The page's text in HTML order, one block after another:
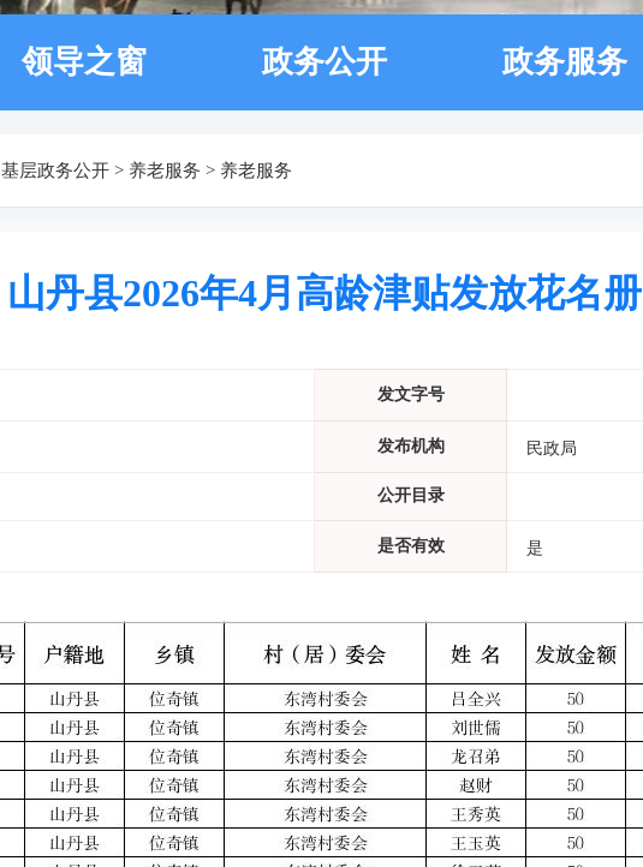
领导之窗 政务公开 政务服务
基层政务公开 > 养老服务 > 养老服务
山丹县2026年4月高龄津贴发放花名册
发文字号
发布机构 民政局
公开目录
是否有效 是